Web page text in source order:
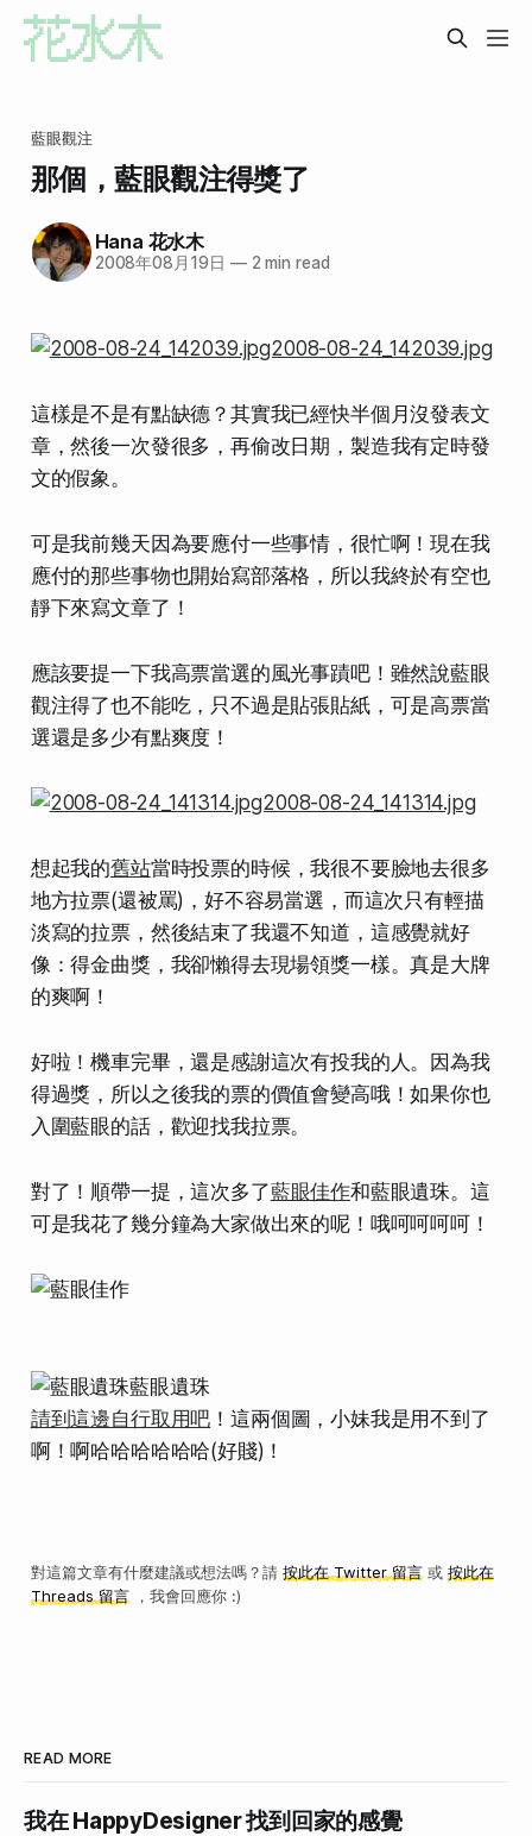
藍眼觀注
那個，藍眼觀注得獎了
Hana 花水木
2008年08月19日 —2 min read
這樣是不是有點缺德？其實我已經快半個月沒發表文
章，然後一次發很多，再偷改日期，製造我有定時發
文的假象。
可是我前幾天因為要應付一些事情，很忙啊！現在我
應付的那些事物也開始寫部落格，所以我終於有空也
靜下來寫文章了！
應該要提一下我高票當選的風光事蹟吧！雖然說藍眼
觀注得了也不能吃，只不過是貼張貼紙，可是高票當
選還是多少有點爽度！
想起我的舊站當時投票的時候，我很不要臉地去很多
地方拉票(還被罵)，好不容易當選，而這次只有輕描
淡寫的拉票，然後結束了我還不知道，這感覺就好
像：得金曲獎，我卻懶得去現場領獎一樣。真是大牌
的爽啊！
好啦！機車完畢，還是感謝這次有投我的人。因為我
得過獎，所以之後我的票的價值會變高哦！如果你也
入圍藍眼的話，歡迎找我拉票。
對了！順帶一提，這次多了藍眼佳作和藍眼遺珠。 這
可是我花了幾分鐘為大家做出來的呢！哦呵呵呵呵！
請到這邊自行取用吧 ！這兩個圖，小妹我是用不到了
啊！啊哈哈哈哈哈哈(好賤)！
對這篇文章有什麼建議或想法嗎？請 按此在 Twitter 留言或 按此在
Threads 留言，我會回應你 :)
READ MORE
我在 HappyDesigner 找到回家的感覺